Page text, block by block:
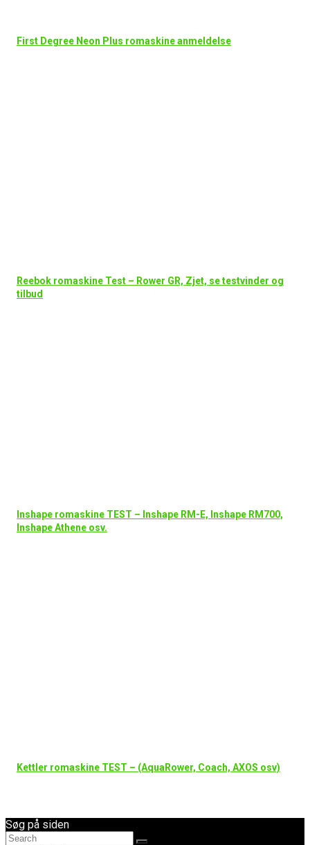
First Degree Neon Plus romaskine anmeldelse
Reebok romaskine Test – Rower GR, Zjet, se testvinder og
tilbud
Inshape romaskine TEST – Inshape RM-E, Inshape RM700,
Inshape Athene osv.
Kettler romaskine TEST – (AquaRower, Coach, AXOS osv)
Søg på siden